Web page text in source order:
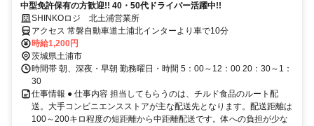
中型免許保有の方歓迎!! 40・50代ドライバー活躍中!!
SHINKOロジ 北土浦営業所
アクセス 常磐自動車道土浦北インターより車で10分
時給1,200円
茨城県土浦市
時間帯 朝、深夜・早朝 勤務曜日・時間 5：00～12：00 20：30～1：
30
仕事情報 ● 仕事内容 担当してもらうのは、チルド食品のルート配
送。大手コンビニエンスストアが主な配送先となります。配送距離は
100～200キロ程度の短距離から中距離配送です。体への負担が少な